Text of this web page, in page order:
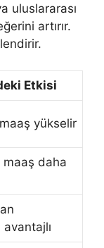
uluslararası
artırır.
Etkisi
yükselir
daha